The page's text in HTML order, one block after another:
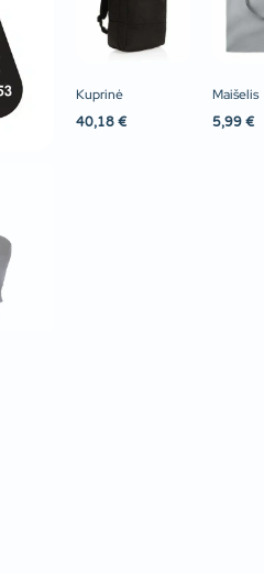
Kuprinė
40,18 €
Maišelis
5,99 €